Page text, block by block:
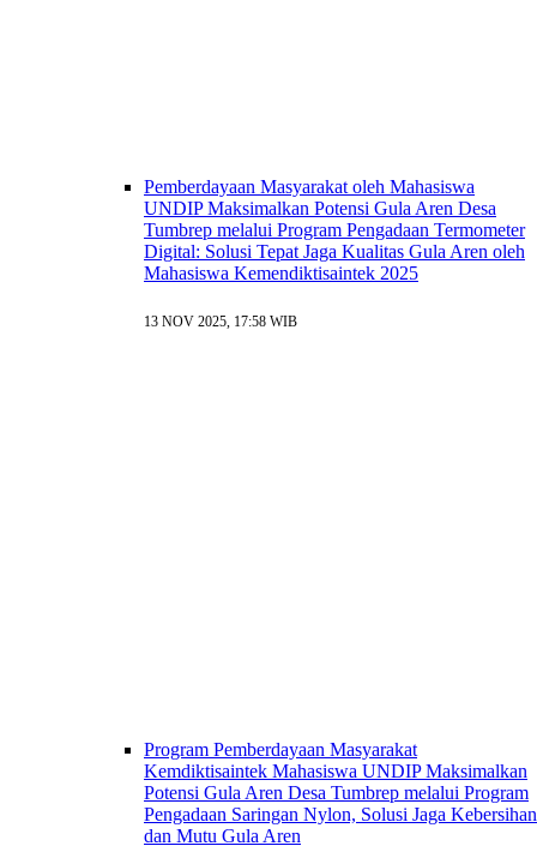
Pemberdayaan Masyarakat oleh Mahasiswa
UNDIP Maksimalkan Potensi Gula Aren Desa
Tumbrep melalui Program Pengadaan Termometer
Digital: Solusi Tepat Jaga Kualitas Gula Aren oleh
Mahasiswa Kemendiktisaintek 2025
13 NOV 2025, 17:58 WIB
Program Pemberdayaan Masyarakat
Kemdiktisaintek Mahasiswa UNDIP Maksimalkan
Potensi Gula Aren Desa Tumbrep melalui Program
Pengadaan Saringan Nylon, Solusi Jaga Kebersihan
dan Mutu Gula Aren